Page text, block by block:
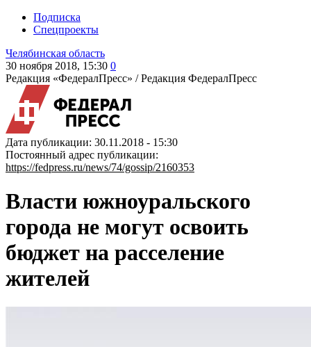
Подписка
Спецпроекты
Челябинская область
30 ноября 2018, 15:30 0
Редакция «ФедералПресс» /Редакция ФедералПресс
Дата публикации: 30.11.2018 - 15:30
Постоянный адрес публикации:
https://fedpress.ru/news/74/gossip/2160353
Власти южноуральского
города не могут освоить
бюджет на расселение
жителей